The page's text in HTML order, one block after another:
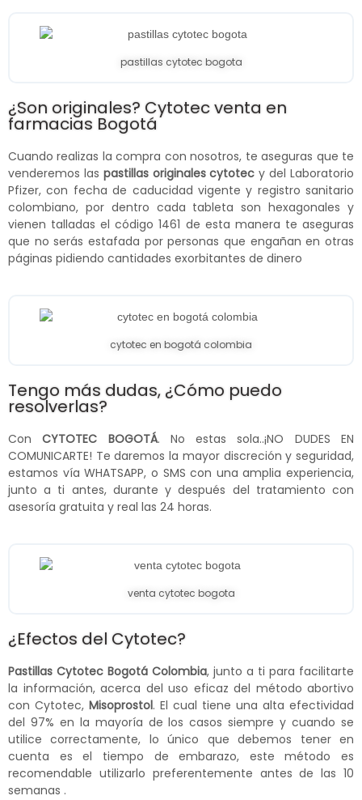
pastillas cytotec bogota
¿Son originales? Cytotec venta en
farmacias Bogotá
Cuando realizas la compra con nosotros, te aseguras que te
venderemos las pastillas originales cytotec y del Laboratorio
Pfizer, con fecha de caducidad vigente y registro sanitario
colombiano, por dentro cada tableta son hexagonales y
vienen talladas el código 1461 de esta manera te aseguras
que no serás estafada por personas que engañan en otras
páginas pidiendo cantidades exorbitantes de dinero
cytotec en bogotá colombia
Tengo más dudas, ¿Cómo puedo
resolverlas?
ConCYTOTEC BOGOTÁ. No estas sola..¡NO DUDES EN
COMUNICARTE! Te daremos la mayor discreción y seguridad,
estamos vía WHATSAPP, o SMS con una amplia experiencia,
junto a ti antes, durante y después del tratamiento con
asesoría gratuita y real las 24 horas.
venta cytotec bogota
¿Efectos del Cytotec?
Pastillas Cytotec Bogotá Colombia, junto a ti para facilitarte
la información, acerca del uso eficaz del método abortivo
con Cytotec, Misoprostol. El cual tiene una alta efectividad
del 97% en la mayoría de los casos siempre y cuando se
utilice correctamente, lo único que debemos tener en
cuenta es el tiempo de embarazo, este método es
recomendable utilizarlo preferentemente antes de las 10
semanas .